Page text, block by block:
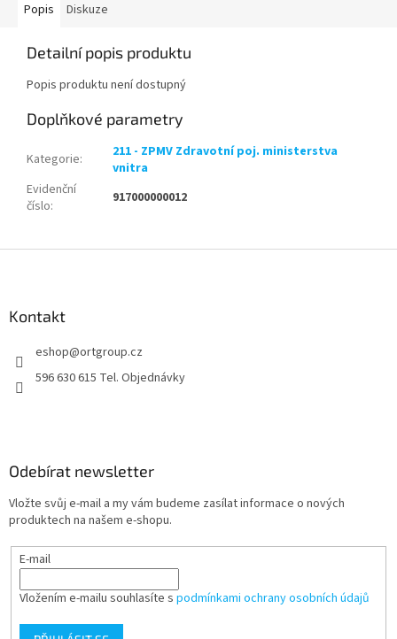
Popis Diskuze
Detailní popis produktu
Popis produktu není dostupný
Doplňkové parametry
Kategorie:
211 - ZPMV Zdravotní poj. ministerstva
vnitra
Evidenční
číslo: 917000000012
Kontakt
eshop@ortgroup.cz
596 630 615 Tel. Objednávky
Odebírat newsletter
Vložte svůj e-mail a my vám budeme zasílat informace o nových
produktech na našem e-shopu.
E-mail
Vložením e-mailu souhlasíte s podmínkami ochrany osobních údajů